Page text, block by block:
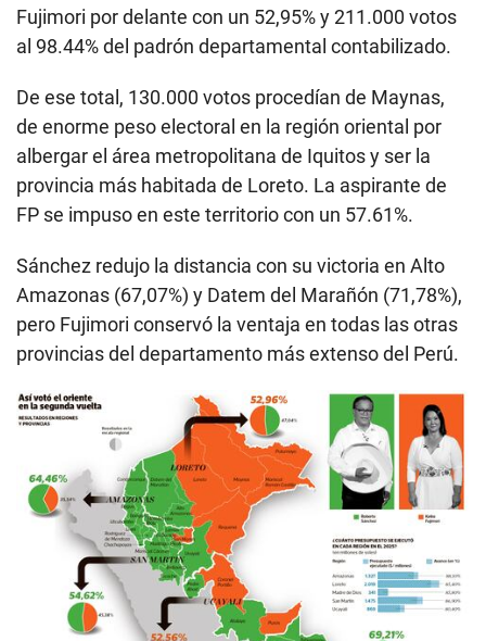
Fujimori por delante con un 52,95% y 211.000 votos
al 98.44% del padrón departamental contabilizado.
De ese total, 130.000 votos procedían de Maynas,
de enorme peso electoral en la región oriental por
albergar el área metropolitana de Iquitos y ser la
provincia más habitada de Loreto. La aspirante de
FP se impuso en este territorio con un 57.61%.
Sánchez redujo la distancia con su victoria en Alto
Amazonas (67,07%) y Datem del Marañón (71,78%),
pero Fujimori conservó la ventaja en todas las otras
provincias del departamento más extenso del Perú.